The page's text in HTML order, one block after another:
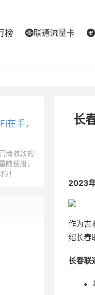
榜 联通流量卡 
长
2023
作为吉
绍长春
长春联
在手，
商收款的
随便用，
！